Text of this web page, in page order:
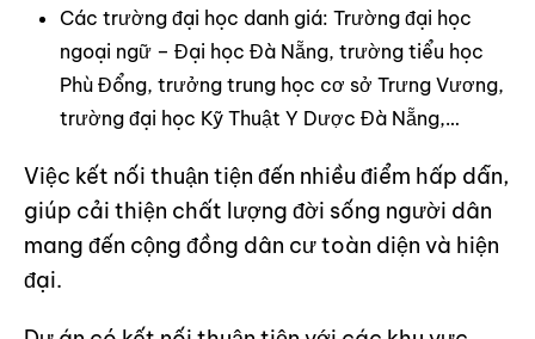
Các trường đại học danh giá: Trường đại học
ngoại ngữ – Đại học Đà Nẵng, trường tiểu học
Phù Đổng, trưởng trung học cơ sở Trưng Vương,
trường đại học Kỹ Thuật Y Dược Đà Nẵng,…
Việc kết nối thuận tiện đến nhiều điểm hấp dẫn,
giúp cải thiện chất lượng đời sống người dân
mang đến cộng đồng dân cư toàn diện và hiện
đại.